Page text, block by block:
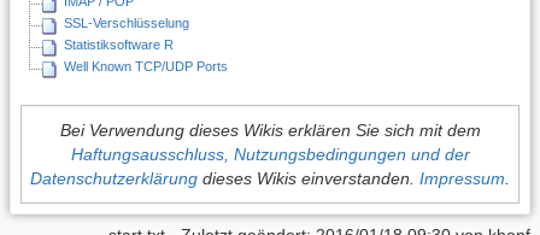
SSL-Verschlüsselung
Statistiksoftware R
Well Known TCP/UDP Ports
Bei Verwendung dieses Wikis erklären Sie sich mit dem
Haftungsausschluss, Nutzungsbedingungen und der
Datenschutzerklärung dieses Wikis einverstanden. Impressum